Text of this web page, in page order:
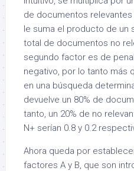
de documentos
le suma el producto de un
total de documentos no
segundo factor es de
negativo, por lo tanto más
en una búsqueda
devuelve un 80% de
tanto, un 20% de no
N+ serían 0.8 y 0.2
Ahora queda por
factores A y B, que son